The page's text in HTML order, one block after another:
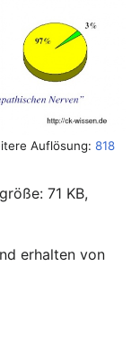
Auflösung: 818
71 KB,
erhalten von